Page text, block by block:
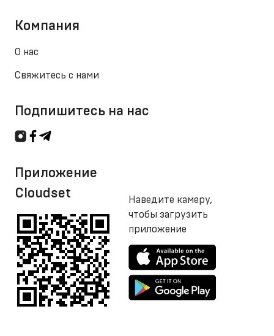
Компания
О нас
Свяжитесь с нами
Подпишитесь на нас
Приложение
Cloudset
Наведите камеру,
чтобы загрузить
приложение